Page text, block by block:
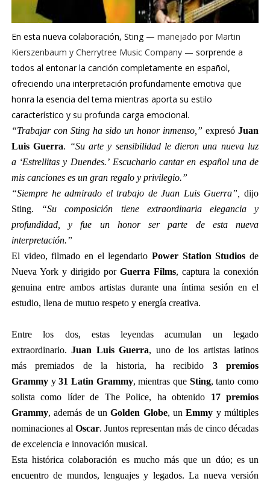
En esta nueva colaboración, Sting — manejado por Martin
Kierszenbaum y Cherrytree Music Company — sorprende a
todos al entonar la canción completamente en español,
ofreciendo una interpretación profundamente emotiva que
honra la esencia del tema mientras aporta su estilo
característico y su profunda carga emocional.
“Trabajar con Sting ha sido un honor inmenso,” expresó Juan
Luis Guerra. “Su arte y sensibilidad le dieron una nueva luz
a ‘Estrellitas y Duendes.’ Escucharlo cantar en español una de
mis canciones es un gran regalo y privilegio.”
“Siempre he admirado el trabajo de Juan Luis Guerra”,
dijo
Sting.
“Su composición tiene extraordinaria elegancia y
profundidad, y fue un honor ser parte de esta nueva
interpretación.”
El video, filmado en el legendario Power Station Studios de
Nueva York y dirigido por Guerra Films, captura la conexión
genuina entre ambos artistas durante una íntima sesión en el
estudio, llena de mutuo respeto y energía creativa.
Entre los dos, estas leyendas acumulan un legado
extraordinario. Juan Luis Guerra, uno de los artistas latinos
más premiados de la historia, ha recibido
3 premios
Grammy y 31 Latin Grammy, mientras que Sting, tanto como
solista como líder de The Police, ha obtenido
17 premios
Grammy, además de un Golden Globe, un Emmy y múltiples
nominaciones al Oscar. Juntos representan más de cinco décadas
de excelencia e innovación musical.
Esta histórica colaboración es mucho más que un dúo; es un
encuentro de mundos, lenguajes y legados. La nueva versión